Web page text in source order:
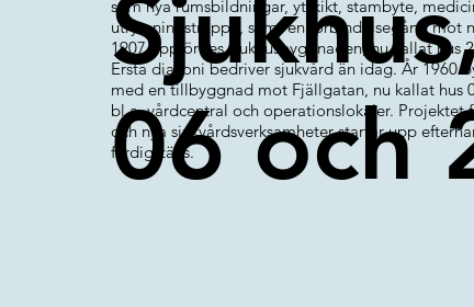
06 och
som nya rumsbildningar, ytskikt, stambyte,
utrymningstrappa, samt en förbindelsegång mot
1907 uppfördes sjukhusbyggnaden, nu kallat hus
Ersta diakoni bedriver sjukvård än idag. År 1960
med en tillbyggnad mot Fjällgatan, nu kallat hus
bl.a. vårdcentral och operationslokaler. Projektet
och nya sjukvårdsverksamheter startar upp
färdigställs.